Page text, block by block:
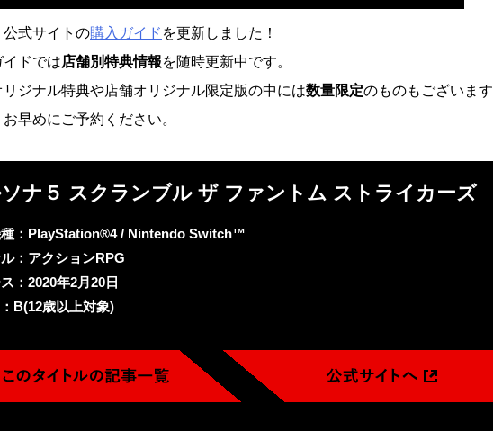
公式サイトの購入ガイド を更新しました！
イドでは店舗別特典情報を随時更新中です。
リジナル特典や店舗オリジナル限定版の中には数量限定のものもございます
早めにご予約ください。
ナ５ スクランブル ザ ファントム ストライカーズ
種：PlayStation®4 / Nintendo Switch™
：アクションRPG
：2020年2月20日
B(12歳以上対象)